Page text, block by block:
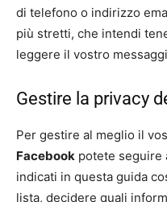
di telefono o indirizzo
più stretti, che intendi
leggere il vostro
Gestire la privacy
Per gestire al meglio il
Facebook potete seguire
indicati in questa guida
lista, decidere quali